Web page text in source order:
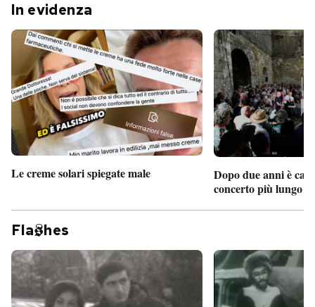
PODCAST
NEWSLETTER
I MIEI PREFERITI
SHOP
CALENDARIO
In evidenza
Le creme solari spiegate male
Dopo due anni è
concerto più lungo
Fla hes